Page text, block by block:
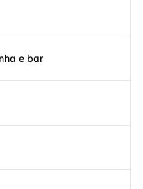
e bar